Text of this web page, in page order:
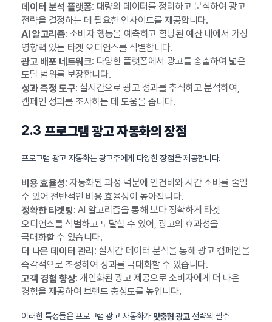
데이터 분석 플랫폼: 대량의 데이터를 정리하고 분석하여 광고
전략을 결정하는 데 필요한 인사이트를 제공합니다.
AI 알고리즘: 소비자 행동을 예측하고 할당된 예산 내에서 가장
영향력 있는 타겟 오디언스를 식별합니다.
광고 배포 네트워크: 다양한 플랫폼에서 광고를 송출하여 넓은
도달 범위를 보장합니다.
성과 측정 도구: 실시간으로 광고 성과를 추적하고 분석하여,
캠페인 성과를 조사하는 데 도움을 줍니다.
2.3 프로그램 광고 자동화의 장점
프로그램 광고 자동화는 광고주에게 다양한 장점을 제공합니다.
비용 효율성: 자동화된 과정 덕분에 인건비와 시간 소비를 줄일
수 있어 전반적인 비용 효율성이 높아집니다.
정확한 타겟팅: AI 알고리즘을 통해 보다 정확하게 타겟
오디언스를 식별하고 도달할 수 있어, 광고의 효과성을
극대화할 수 있습니다.
더 나은 데이터 관리 : 실시간 데이터 분석을 통해 광고 캠페인을
즉각적으로 조정하여 성과를 극대화할 수 있습니다.
고객 경험 향상: 개인화된 광고 제공으로 소비자에게 더 나은
경험을 제공하여 브랜드 충성도를 높입니다.
이러한 특성들은 프로그램 광고 자동화가 맞춤형 광고전략의 필수